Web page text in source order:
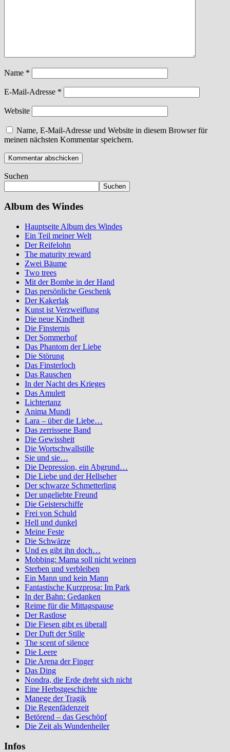
Name *
E-Mail-Adresse *
Website
Name, E-Mail-Adresse und Website in diesem Browser für
meinen nächsten Kommentar speichern.
Suchen
Suchen
Album des Windes
Hauptseite Album des Windes
Ein Teil meiner Welt
Der Reifelohn
The maturity reward
Zwei Bäume
Two trees
Mit der Bombe in der Hand
Das persönliche Geschenk
Der Kakerlak
Kunst ist Verzweiflung
Die neue Kindheit
Die Finsternis
Der Sommerhof
Das Phantom der Liebe
Die Störung
Das Finsterloch
Das Rauschen
In der Nacht des Krieges
Das Amulett
Lichtertanz
Anima Mundi
Lara – über die Liebe…
Das zerrissene Band
Die Gewissheit
Die Wortschwallstille
Sie und sie…
Die Depression, ein Abgrund…
Die Liebe und der Hellseher
Der schwarze Schmetterling
Der ungeliebte Freund
Die Geisterschiffe
Frei von Schuld
Hell und dunkel
Meine Feste
Die Schwärze
Und es gibt ihn doch…
Mobbing: Mama soll nicht weinen
Sterben und verbleiben
Ein Mann und kein Mann
Fantastische Kurzprosa: Im Park
In der Bahn: Gedanken
Reime für die Mittagspause
Der Rastlose
Die Fiesen gibt es überall
Der Duft der Stille
The scent of silence
Die Leere
Die Arena der Finger
Das Ding
Nondra, die Erde dreht sich nicht
Eine Herbstgeschichte
Manege der Tragik
Die Regenfädenzeit
Betörend – das Geschöpf
Die Zeit als Wundenheiler
Infos